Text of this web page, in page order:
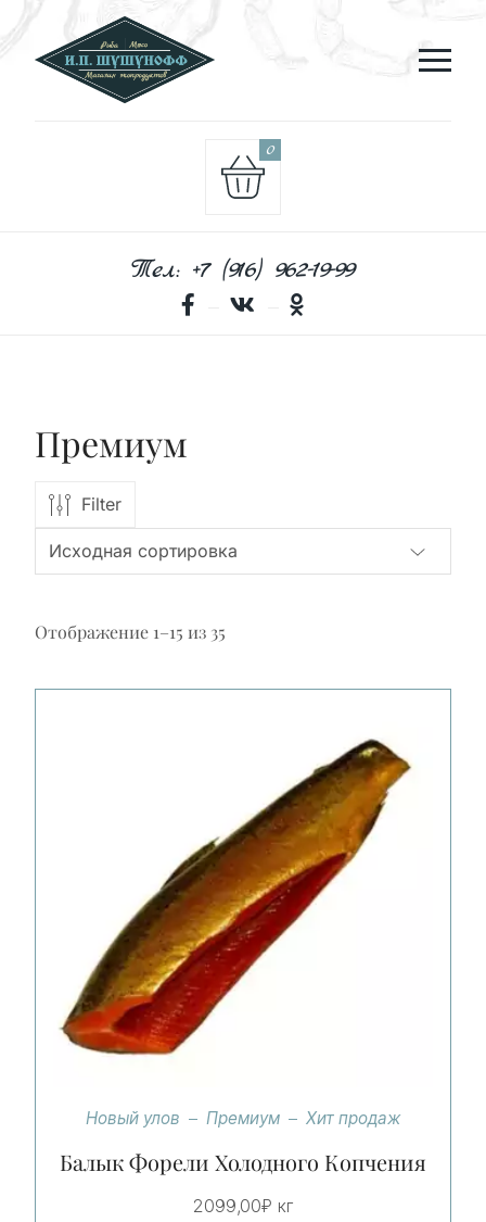
0
Тел: +7 (916) 962-19-99
Премиум
Filter
Отображение 1–15 из 35
Новый улов Премиум Хит продаж
Балык Форели Холодного Копчения
2099,00₽ кг